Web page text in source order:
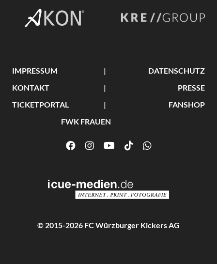
IMPRESSUM
DATENSCHUTZ
KONTAKT
PRESSE
TICKETPORTAL
FANSHOP
FWK FRAUEN
© 2015-2026 FC Würzburger Kickers AG